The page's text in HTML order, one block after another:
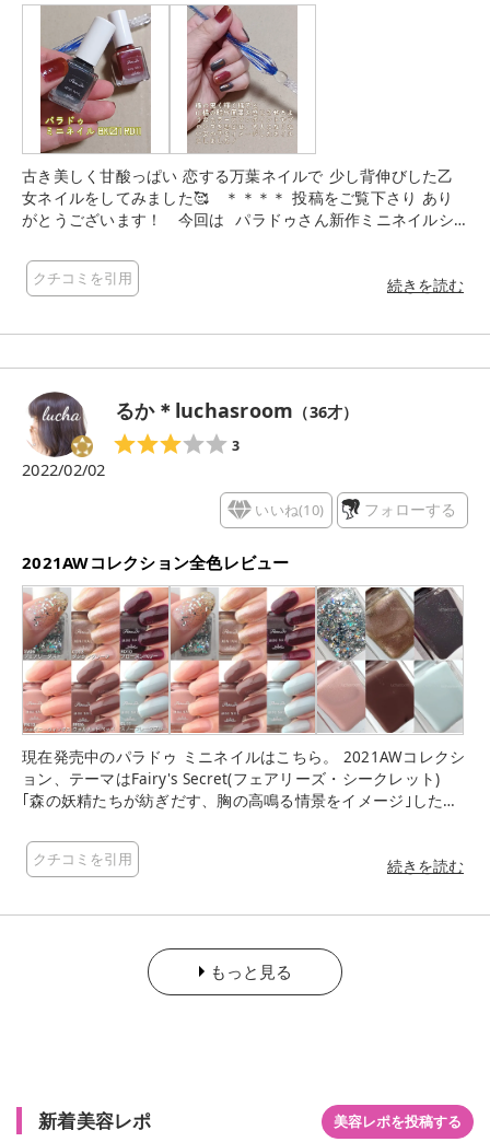
古き美しく甘酸っぱい⁡ ⁡恋する万葉ネイルで⁡ ⁡少し背伸びした乙
女ネイルをしてみました🥰⁡ ⁡⁡ ⁡⁡ ⁡＊＊＊＊⁡ ⁡投稿をご覧下さり⁡ ⁡あり
がとうございます！⁡ ⁡⁡⁡ ⁡⁡ ⁡今回は⁡ ⁡⁡ ⁡パラドゥさん新作ミニネイルシ
ぐな恋する乙女を連想しながら言の葉ネイルをしてみました！⁡ ⁡⁡
⁡⁡ ⁡橡は一見黒に見えがちですが赤みラメや色々なラメがチラチラ
り紅という言葉が似合いそうな色味がイエベブルベさん問わず
リッシュで⁡ ⁡塗りかけデザイン、フレンチをくわえました(❁´ω`
❁)⁡ ⁡⁡ ⁡パラドゥさんのネイルは小回りが利きやすく剥がれにくい
ので⁡ ⁡お気に入りです(❁´ω`❁)⁡ ⁡⁡ ⁡⁡ #パラドゥ⁡ ⁡#恋する万葉ネイル⁡ ⁡
#KOIUTAネイル⁡ ⁡#純愛がしたくなる季節 ⁡⁡ ⁡ ⁡⁡ ⁡
クチコミを引用 続きを読む
るか＊luchasroom （36才）
3
2022/02/02
いいね(10) フォローする
2021AWコレクション全色レビュー
現在発売中のパラドゥ ミニネイルはこちら。 2021AWコレクシ
ョン、テーマはFairy's Secret(フェアリーズ・シークレット)
｢森の妖精たちが紡ぎだす、胸の高鳴る情景をイメージ｣したと
6色！秋色からホリデーシーズンに使いたい華やかなカラーまで
揃っています♡ 自爪カラーチャートを作製したので、ご参考に
に輝くぎっしりゴールドラメ✨ ホリデーシーズンにもぴったり
の輝きです！ 単色だとカラーは淡く、オレンジがかったシャン
パンゴールドのような色合い。 いろんな色に重ね塗りしてみた
ル入り✨ 肌なじみのよい上品カラー。オフィスネイルにも◎ ●
BR06 ウォルナットベッド くるみの木をイメージしたブラウ
クチコミを引用 続きを読む
もっと見る
新着美容レポ 美容レポを投稿する